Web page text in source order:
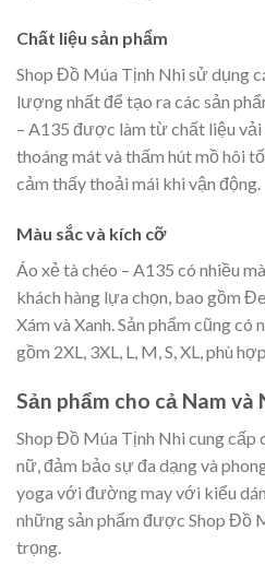
Chất liệu sản phẩm
Shop Đồ Múa Tịnh Nhi sử dụng
lượng nhất để tạo ra các sản
– A135 được làm từ chất liệu vải
thoáng mát và thấm hút mồ hôi
cảm thấy thoải mái khi vận động.
Màu sắc và kích cỡ
Áo xẻ tà chéo – A135 có nhiều
khách hàng lựa chọn, bao gồm
Xám và Xanh. Sản phẩm cũng có
gồm 2XL, 3XL, L, M, S, XL, phù
Sản phẩm cho cả Nam và
Shop Đồ Múa Tịnh Nhi cung cấp
nữ, đảm bảo sự đa dạng và
yoga với đường may với kiểu
những sản phẩm được Shop Đồ
trọng.